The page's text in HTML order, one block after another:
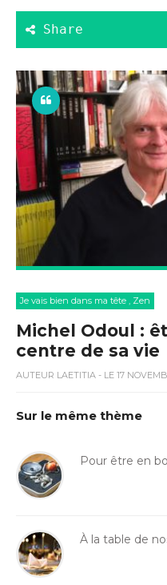
Je vais bien dans ma tête , Zen
Michel Odoul :
centre de sa vie
AUTEUR LAETITIA - LE 17
Sur le même thème
Pour être en
À la table de